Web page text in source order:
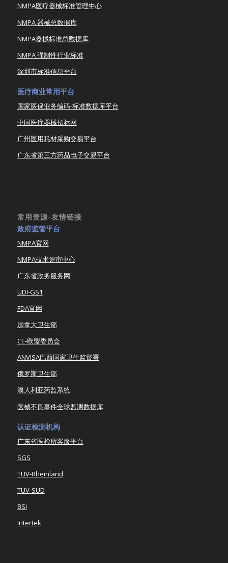
NMPA医疗器械标准管理中心
NMPA 器械总数据库
NMPA器械标准总数据库
NMPA 强制性行业标准
深圳市标准信息平台
医疗商业常用平台
国家医保业务编码-标准数据库平台
中国医疗器械招标网
广州医用耗材采购交易平台
广东省第三方药品电子交易平台
常用资源-友情链接
政府监管平台
NMPA官网
NMPA技术评审中心
广东省政务服务网
UDI-GS1
FDA官网
加拿大卫生部
CE-欧盟委员会
ANVISA巴西国家卫生监督署
俄罗斯卫生部
澳大利亚药监系统
医械不良事件全球监测数据库
认证检测机构
广东省医检所客服平台
SGS
TUV-Rheinland
TUV-SUD
BSI
Intertek